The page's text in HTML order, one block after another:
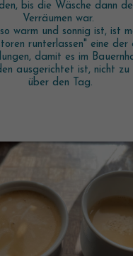
bis die Wäsche dann
Verräumen war.
warm und sonnig ist, ist
runterlassen" eine der
damit es im
ausgerichtet ist, nicht zu
über den Tag.